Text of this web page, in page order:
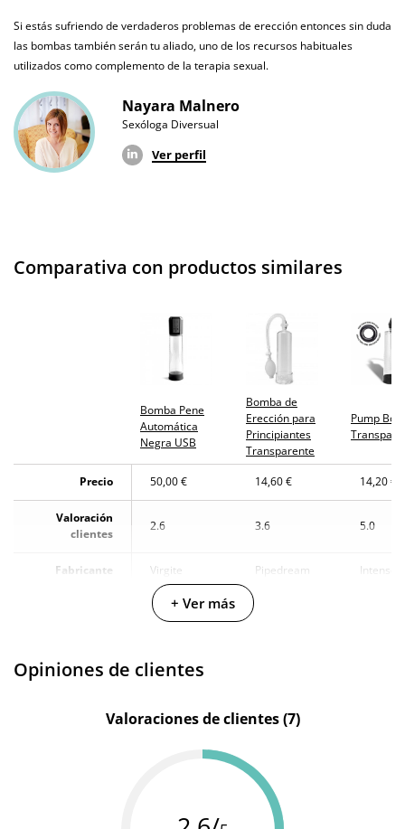
Envío discreto Paquete discreto y sin distintivos
3 años de garantía
Producto
original
¿Cuándo lo
Si estás sufriendo de verdaderos problemas de erección entonces sin duda
las bombas también serán tu aliado, uno de los recursos habituales
utilizados como complemento de la terapia sexual.
Nayara Malnero
Sexóloga Diversual
Ver perfil
Comparativa con productos similares
Bomba Pene
Automática
Negra USB
Bomba de
Erección para
Principiantes
Transparente
Pump
Precio 50,00 € 14,60 € 14,20 €
Valoración
clientes
2.6 3.6 5.0
Fabricante Virgite Pipedream Intense
Transparente
Diámetro 6 cm
Multivelocidad -
+ Ver más
Opiniones de clientes
Valoraciones de clientes (7)